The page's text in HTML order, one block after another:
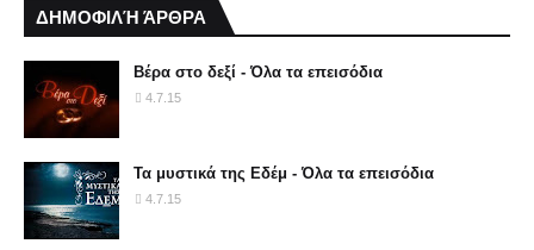
ΔΗΜΟΦΙΛΉ ΆΡΘΡΑ
Βέρα στο δεξί - Όλα τα επεισόδια
4.7.15
Τα μυστικά της Εδέμ - Όλα τα επεισόδια
4.7.15